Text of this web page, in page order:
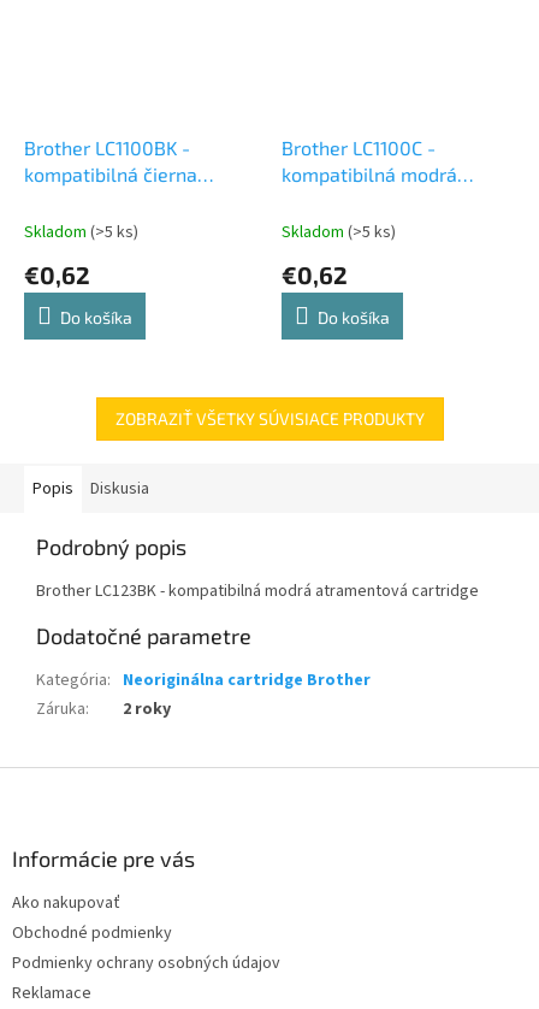
Brother LC1100BK -
kompatibilná čierna
Skladom (>5 ks)
€0,62
Do košíka
Brother LC1100C -
kompatibilná modrá
Skladom (>5 ks)
€0,62
Do košíka
ZOBRAZIŤ VŠETKY SÚVISIACE PRODUKTY
Popis Diskusia
Podrobný popis
Brother LC123BK - kompatibilná modrá atramentová cartridge
Dodatočné parametre
Kategória: Neoriginálna cartridge Brother
Záruka: 2 roky
Informácie pre vás
Ako nakupovať
Obchodné podmienky
Podmienky ochrany osobných údajov
Reklamace